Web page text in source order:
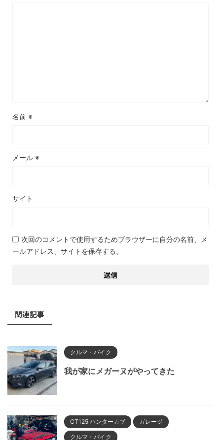
名前 ※
メール ※
サイト
次回のコメントで使用するためブラウザーに自分の名前、メ
ールアドレス、サイトを保存する。
関連記事
クルマ・バイク
我が家にメガーヌがやってきた
CT125 ハンターカブ ガレージ
クルマ・バイク